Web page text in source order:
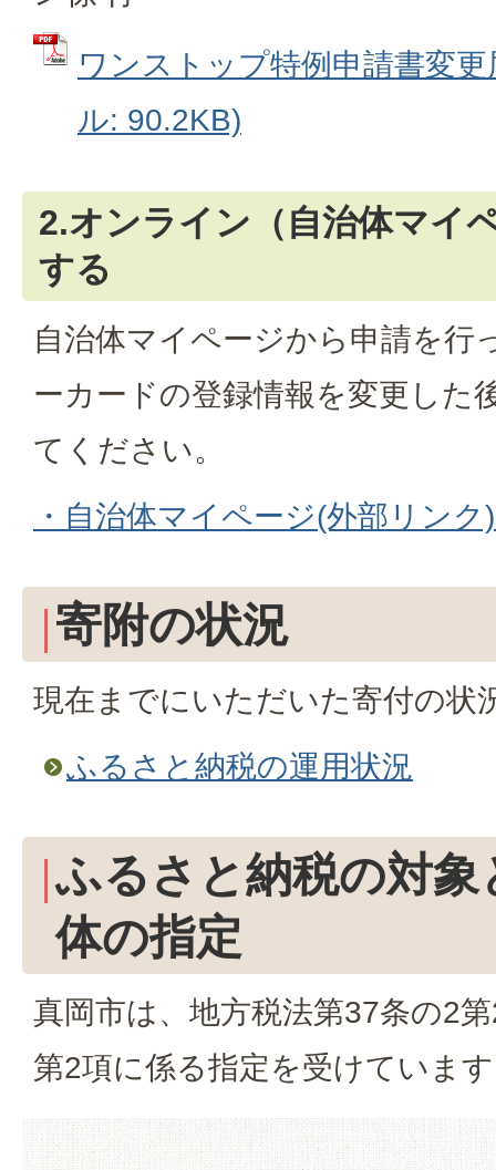
ワンストップ特例申請書変
ル: 90.2KB)
2.オンライン（自治体マイ
する
自治体マイページから申請を行
ーカードの登録情報を変更した
てください。
・自治体マイページ(外部リン
寄附の状況
現在までにいただいた寄付の状
ふるさと納税の運用状況
ふるさと納税の対象
体の指定
真岡市は、地方税法第37条の2
第2項に係る指定を受けていま